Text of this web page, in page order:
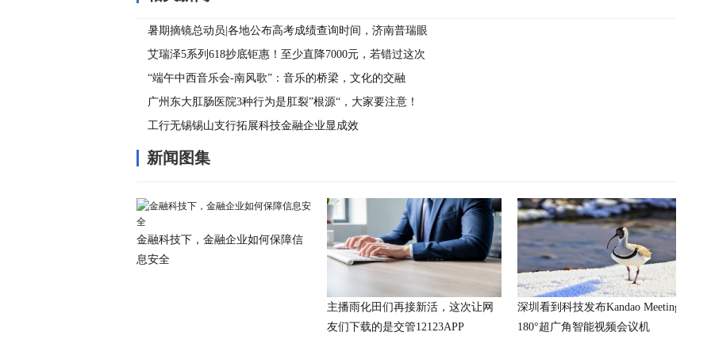
暑期摘镜总动员|各地公布高考成绩查询时间，济南普瑞眼
科医院迎来“摘镜潮”！
艾瑞泽5系列618抄底钜惠！至少直降7000元，若错过这次
就得再等一年
“端午中西音乐会-南风歌”：音乐的桥梁，文化的交融
广州东大肛肠医院3种行为是肛裂”根源“，大家要注意！
工行无锡锡山支行拓展科技金融企业显成效
新闻图集
金融科技下，金融企业如何保障信
息安全
主播雨化田们再接新活，这次让网
友们下载的是交管12123APP
深圳看到科技发布Kandao Meeting S
180°超广角智能视频会议机